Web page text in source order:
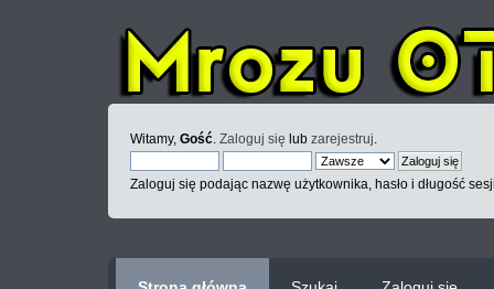
Witamy, Gość Zaloguj się lub zarejestruj
Zaloguj się podając nazwę użytkownika, hasło i długość